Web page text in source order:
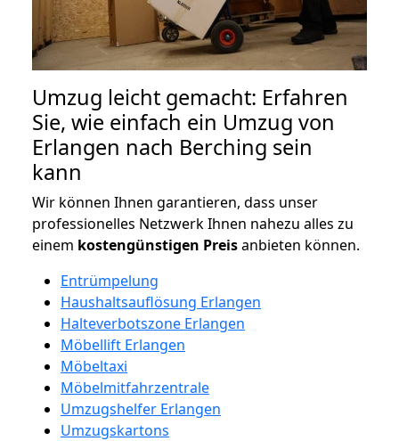
Umzug leicht gemacht: Erfahren
Sie, wie einfach ein Umzug von
Erlangen nach Berching sein
kann
Wir können Ihnen garantieren, dass unser
professionelles Netzwerk Ihnen nahezu alles zu
einem kostengünstigen Preisanbieten können.
Entrümpelung
Haushaltsauflösung Erlangen
Halteverbotszone Erlangen
Möbellift Erlangen
Möbeltaxi
Möbelmitfahrzentrale
Umzugshelfer Erlangen
Umzugskartons